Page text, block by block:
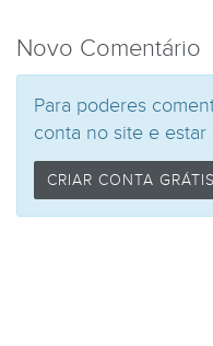
Novo Comentário
Para poderes
conta no site e
CRIAR CONTA GRÁTIS